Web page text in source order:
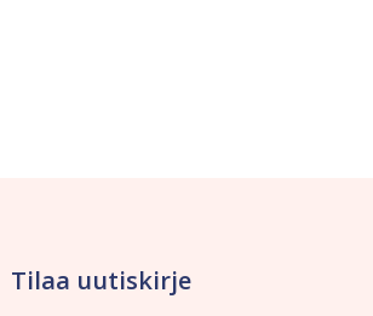
Tilaa uutiskirje